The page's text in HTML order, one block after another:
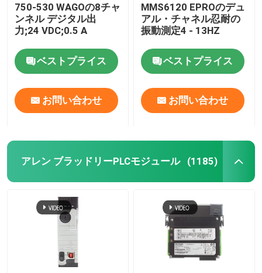
750-530 WAGOの8チャ
ンネル デジタル出
力;24 VDC;0.5 A
ベストプライス
お問い合わせ
MMS6120 EPROのデュ
アル・チャネル忍耐の
振動測定4 - 13HZ
ベストプライス
お問い合わせ
アレン ブラッドリーPLCモジュール (1185)